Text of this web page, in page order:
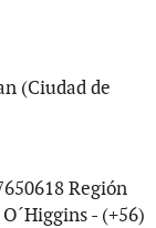
(Ciudad de
Región
- (+56)